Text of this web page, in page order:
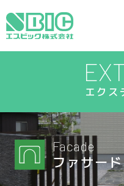
エクス
Facade
ファサー